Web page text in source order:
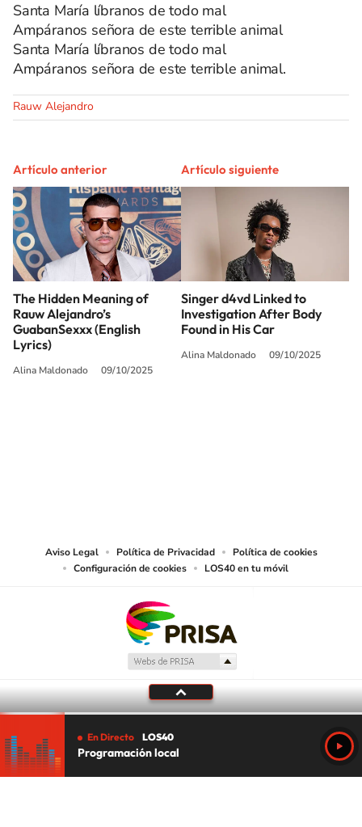
Santa María líbranos de todo mal
Ampáranos señora de este terrible animal
Santa María líbranos de todo mal
Ampáranos señora de este terrible animal.
Rauw Alejandro
Artículo anterior
The Hidden Meaning of
Rauw Alejandro’s
GuabanSexxx (English
Lyrics)
Alina Maldonado 09/10/2025
Artículo siguiente
Singer d4vd Linked to
Investigation After Body
Found in His Car
Alina Maldonado 09/10/2025
Aviso Legal Política de Privacidad
Política de cookies
Configuración de cookies
LOS40 en tu móvil
En Directo LOS40
Programación local